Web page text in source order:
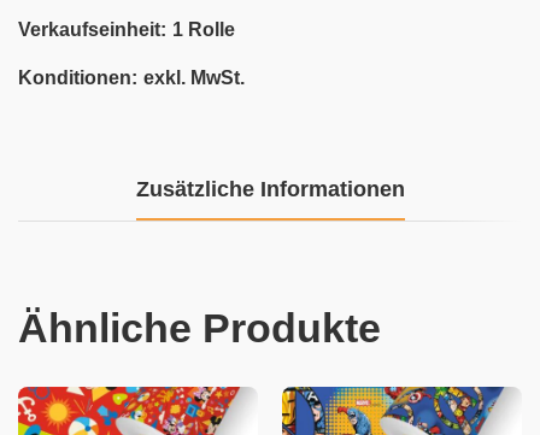
Verkaufseinheit: 1 Rolle
Konditionen: exkl. MwSt.
Zusätzliche Informationen
Ähnliche Produkte